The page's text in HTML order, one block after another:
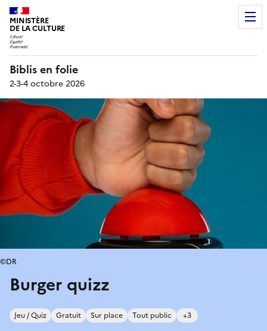
MINISTÈRE
DE LA CULTURE
Biblis en folie
2-3-4 octobre 2026
Burger quizz
Jeu / Quiz Gratuit Sur place Tout public +3
©DR